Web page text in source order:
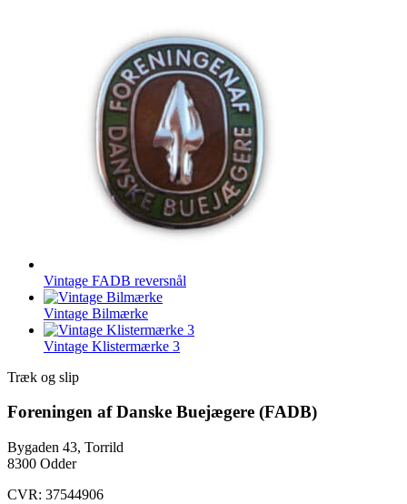
Vintage FADB reversnål
Vintage Bilmærke
Vintage Klistermærke 3
Træk og slip
Foreningen af Danske Buejægere (FADB)
Bygaden 43, Torrild
8300 Odder
CVR: 37544906